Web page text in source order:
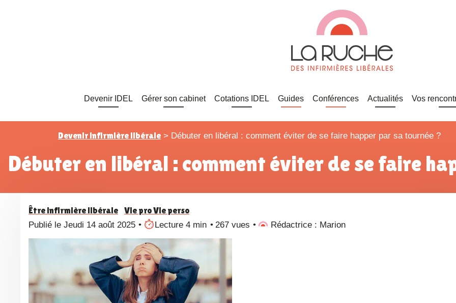
Devenir IDEL Gérer son cabinet Cotations IDEL Guides Conférences Actualités Vos
Devenir infirmière libérale > Débuter en libéral : comment éviter de se faire happer par sa tournée ?
Débuter en libéral : comment éviter de se faire
Être infirmière libérale Vie pro Vie perso
Publié le Jeudi 14 août 2025 Lecture 4 min 267 vues Rédactrice : Marion